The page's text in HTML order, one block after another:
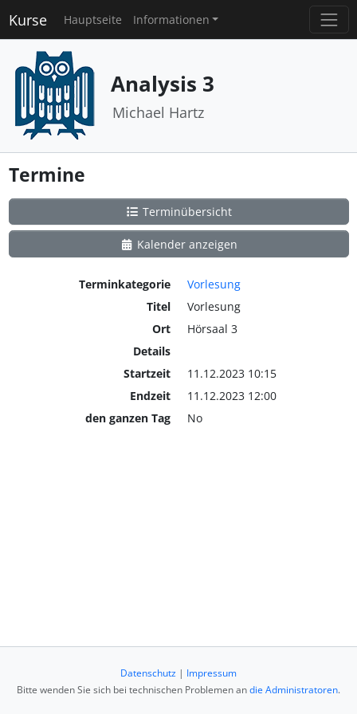
Kurse Hauptseite Informationen
Analysis 3
Michael Hartz
Termine
Terminübersicht
Kalender anzeigen
Terminkategorie
Vorlesung
Titel
Vorlesung
Ort
Hörsaal 3
Details
Startzeit
11.12.2023 10:15
Endzeit
11.12.2023 12:00
den ganzen Tag
No
Datenschutz | Impressum
Bitte wenden Sie sich bei technischen Problemen andie Administratoren.